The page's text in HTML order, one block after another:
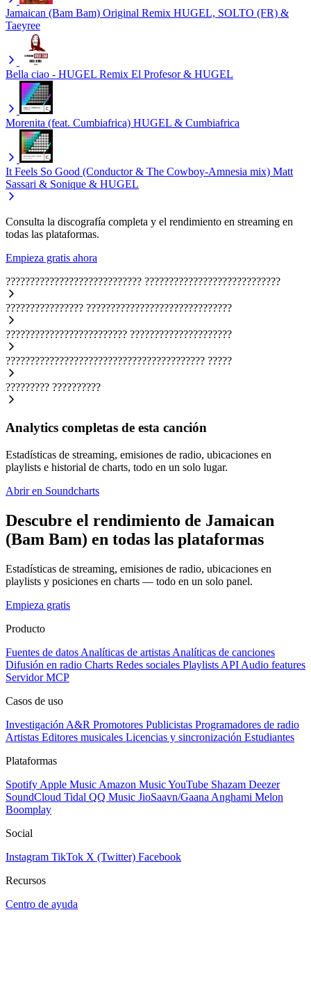
Jamaican (Bam Bam) Original Remix HUGEL, SOLTO (FR) &
Taeyree
Bella ciao - HUGEL Remix El Profesor & HUGEL
Morenita (feat. Cumbiafrica) HUGEL & Cumbiafrica
It Feels So Good (Conductor & The Cowboy-Amnesia mix) Matt
Sassari & Sonique & HUGEL
Consulta la discografía completa y el rendimiento en streaming en
todas las plataformas.
Empieza gratis ahora
???????????????????????????? ????????????????????????????
???????????????? ??????????????????????????????
????????????????????????? ?????????????????????
????????????????????????????????????????? ?????
????????? ??????????
Analytics completas de esta canción
Estadísticas de streaming, emisiones de radio, ubicaciones en
playlists e historial de charts, todo en un solo lugar.
Abrir en Soundcharts
Descubre el rendimiento de Jamaican
(Bam Bam) en todas las plataformas
Estadísticas de streaming, emisiones de radio, ubicaciones en
playlists y posiciones en charts — todo en un solo panel.
Empieza gratis
Producto
Fuentes de datos Analíticas de artistas Analíticas de canciones
Difusión en radio Charts Redes sociales Playlists API Audio features
Servidor MCP
Casos de uso
Investigación A&R Promotores Publicistas Programadores de radio
Artistas Editores musicales Licencias y sincronización Estudiantes
Plataformas
Spotify Apple Music Amazon MusicYouTube Shazam Deezer
SoundCloud Tidal QQ Music JioSaavn/Gaana Anghami Melon
Boomplay
Social
Instagram TikTok X (Twitter) Facebook
Recursos
Centro de ayuda